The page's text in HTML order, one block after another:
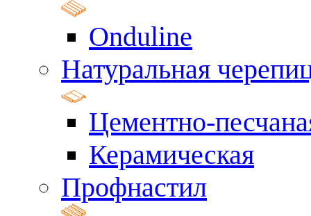
Onduline
Натуральная
Цементно-
Керамическая
Профнастил